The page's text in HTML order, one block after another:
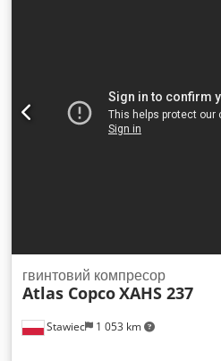
наведено посилання на відео.
Stawiec 1 053 km
гвинтовий компресор
Atlas CopcoXAHS 237